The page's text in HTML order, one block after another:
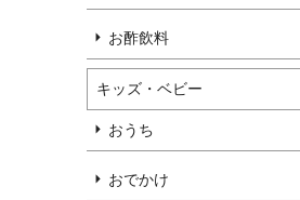
お酢飲料
キッズ・ベビー
おうち
おでかけ